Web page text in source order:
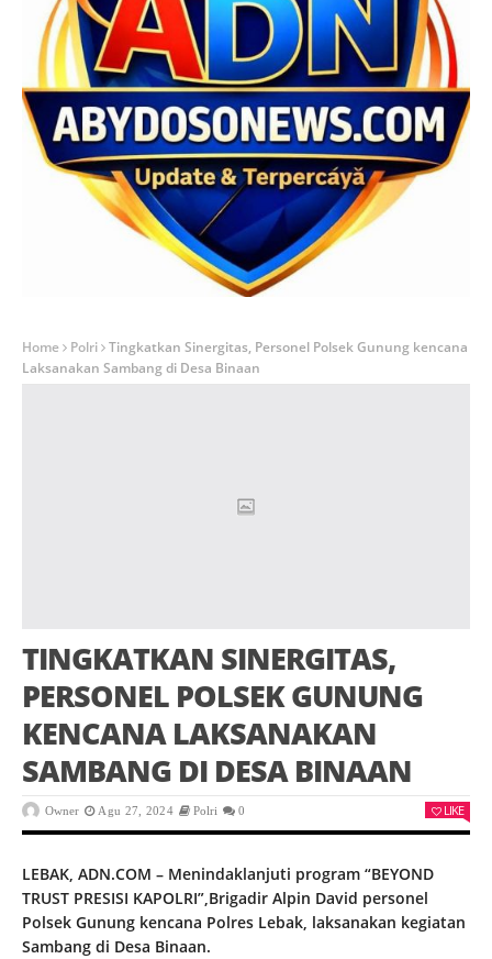
Home Polri Tingkatkan Sinergitas, Personel Polsek Gunung kencana
Laksanakan Sambang di Desa Binaan
TINGKATKAN SINERGITAS,
PERSONEL POLSEK GUNUNG
KENCANA LAKSANAKAN
SAMBANG DI DESA BINAAN
Owner Agu 27, 2024 Polri 0 LIKE
LEBAK, ADN.COM – Menindaklanjuti program “BEYOND
TRUST PRESISI KAPOLRI”,Brigadir Alpin David personel
Polsek Gunung kencana Polres Lebak, laksanakan kegiatan
Sambang di Desa Binaan.